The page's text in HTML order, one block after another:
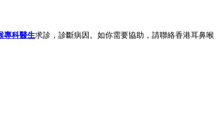
專科醫生求診，診斷病因。如你需要協助，請聯絡香港耳鼻喉